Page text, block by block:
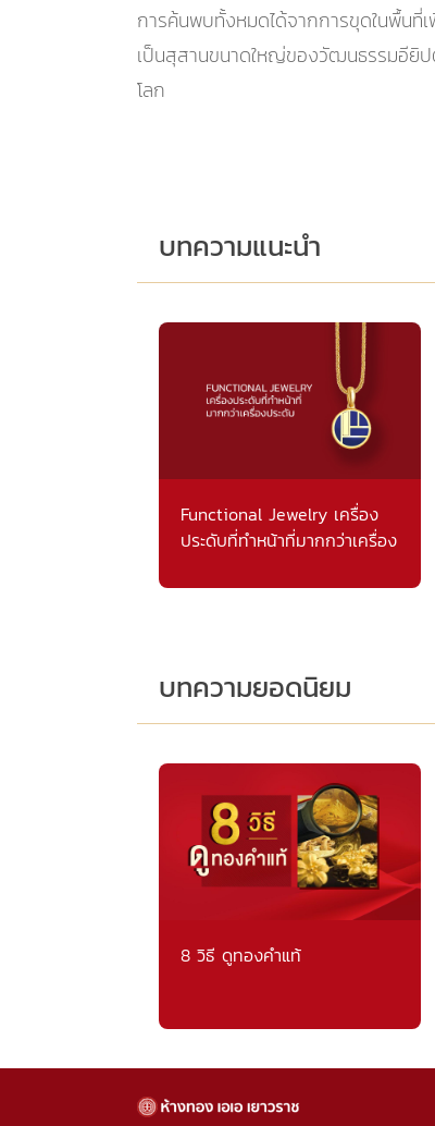
การค้นพบทั้งหมดได้จากการขุดในพื้นที่
เป็นสุสานขนาดใหญ่ของวัฒนธรรมอียิ
โลก
บทความแนะนำ
Functional Jewelry เครื่อง
ประดับที่ทำหน้าที่มากกว่าเครื่อง
บทความยอดนิยม
8 วิธี ดูทองคำแท้